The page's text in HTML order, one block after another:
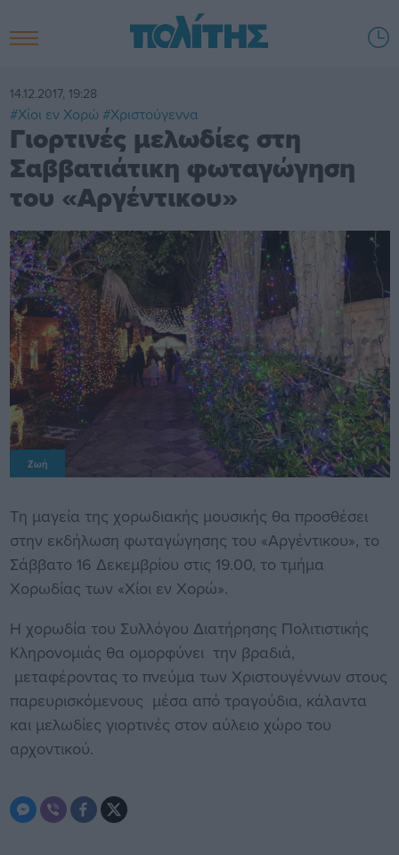
14.12.2017, 19:28
#Χίοι εν Χορώ #Χριστούγεννα
Γιορτινές μελωδίες στη
Σαββατιάτικη φωταγώγηση
του «Αργέντικου»
Ζωή
Τη μαγεία της χορωδιακής μουσικής θα προσθέσει
στην εκδήλωση φωταγώγησης του «Αργέντικου», το
Σάββατο 16 Δεκεμβρίου στις 19.00, το τμήμα
Χορωδίας των «Χίοι εν Χορώ».
Η χορωδία του Συλλόγου Διατήρησης Πολιτιστικής
Κληρονομιάς θα ομορφύνει την βραδιά,
μεταφέροντας το πνεύμα των Χριστουγέννων στους
παρευρισκόμενους μέσα από τραγούδια, κάλαντα
και μελωδίες γιορτινές στον αύλειο χώρο του
αρχοντικού.